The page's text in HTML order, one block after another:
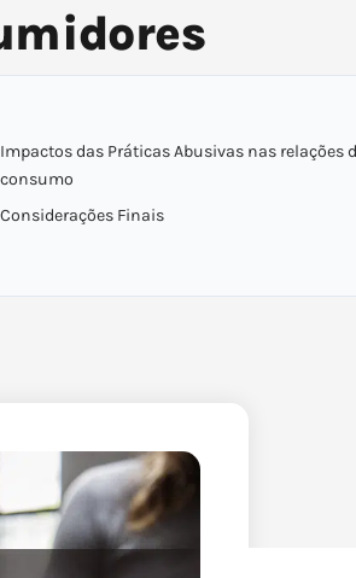
Impactos das Práticas Abusivas nas relações
consumo
Considerações Finais